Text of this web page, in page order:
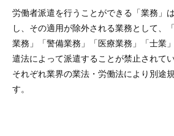
労働者派遣を行うことができる「業務」
し、その適用が除外される業務として、
業務」「警備業務」「医療業務」「士業
遣法によって派遣することが禁止されて
それぞれ業界の業法・労働法により別途
す。